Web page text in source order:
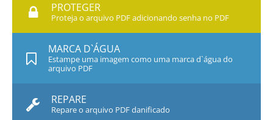
PROTEGER
Proteja o arquivo PDF adicionando senha no PDF
MARCA D`ÁGUA
Estampe uma imagem como uma marca d`água do
arquivo PDF
REPARE
Repare o arquivo PDF danificado